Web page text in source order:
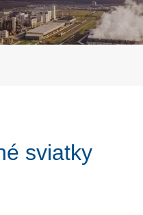
sviatky